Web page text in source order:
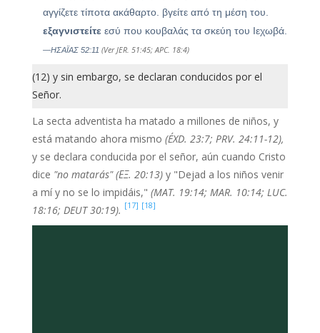
αγγίζετε τίποτα ακάθαρτο. βγείτε από τη μέση του.
εξαγνιστείτε εσύ που κουβαλάς τα σκεύη του Ιεχωβά.
—ΗΣΑΪΑΣ 52:11 (Ver JER. 51:45; APC. 18:4)
(12) y sin embargo, se declaran conducidos por el
Señor.
La secta adventista ha matado a millones de niños, y
está matando ahora mismo (ÉXD. 23:7; PRV. 24:11-12),
y se declara conducida por el señor, aún cuando Cristo
dice "no matarás" (ΕΞ. 20:13) y "Dejad a los niños venir
a mí y no se lo impidáis," (MAT. 19:14; MAR. 10:14; LUC.
18:16; DEUT 30:19). [17] [18]